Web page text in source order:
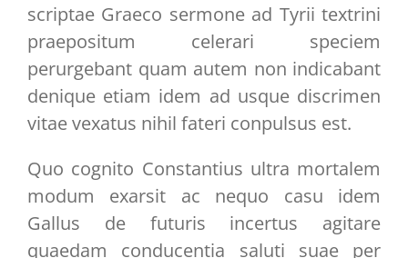
scriptae Graeco sermone ad Tyrii textrini
praepositum celerari speciem
perurgebant quam autem non indicabant
denique etiam idem ad usque discrimen
vitae vexatus nihil fateri conpulsus est.
Quo cognito Constantius ultra mortalem
modum exarsit ac nequo casu idem
Gallus de futuris incertus agitare
quaedam conducentia saluti suae per